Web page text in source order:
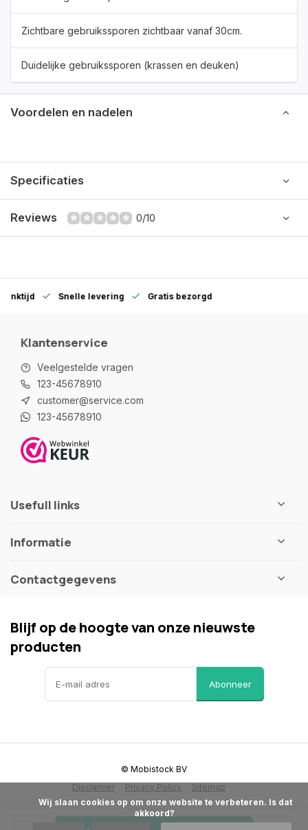
Zichtbare gebruikssporen zichtbaar vanaf 30cm.
Duidelijke gebruikssporen (krassen en deuken)
Voordelen en nadelen
Specificaties
Reviews 0/10
Snelle levering Gratis bezorgd
Klantenservice
Veelgestelde vragen
123-45678910
customer@service.com
123-45678910
Usefull links
Informatie
Contactgegevens
Blijf op de hoogte van onze nieuwste
producten
Abonneer
Disclaimer Privacy Policy Sitemap
© Mobistock BV
akkoord?